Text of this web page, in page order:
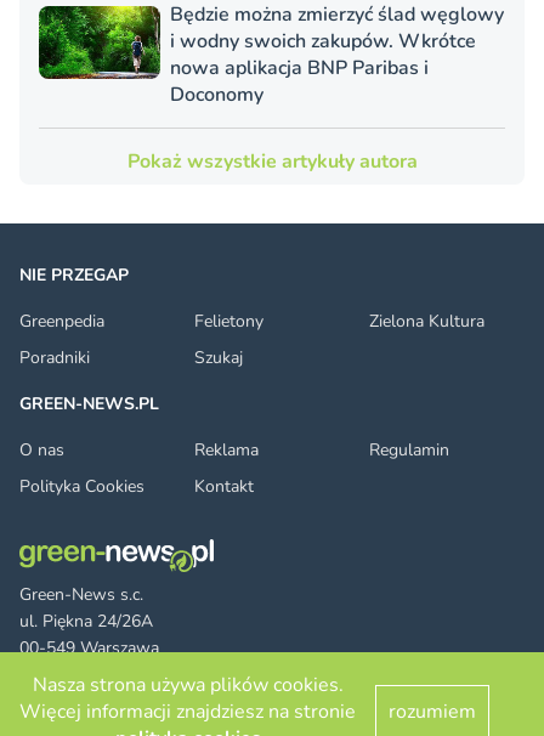
Będzie można zmierzyć ślad węglowy
i wodny swoich zakupów. Wkrótce
nowa aplikacja BNP Paribas i
Doconomy
Pokaż wszystkie artykuły autora
Green-News s.c.
ul. Piękna 24/26A
00-549 Warszawa
FacebookTwitter LinkedIn
RSS
© 2026 green-news.pl. All rights reserved.
NIE PRZEGAP
Greenpedia
Felietony
Zielona Kultura
Poradniki
Szukaj
GREEN-NEWS.PL
O nas
Reklama
Regulamin
Polityka Cookies
Kontakt
Nasza strona używa plików cookies.
Więcej informacji znajdziesz na stronie
rozumiem